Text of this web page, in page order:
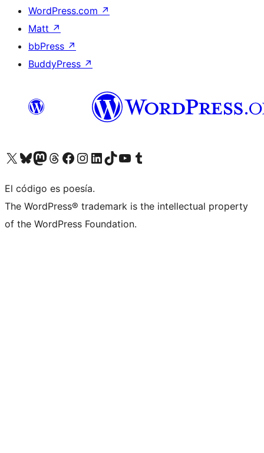
WordPress.com ↗
Matt ↗
bbPress ↗
BuddyPress ↗
Visita nuestra cuenta de X (anteriormente Twitter)
Visita nuestra cuenta de Bluesky
Visita nuestra cuenta de Mastodon
Visita nuestra cuenta de Threads
Visita nuestra página de Facebook
Visita nuestra cuenta de Instagram
Visita nuestra cuenta de LinkedIn
Visita nuestra cuenta de TikTok
Visita nuestro canal de YouTube
Visita nuestra cuenta de Tumblr
El código es poesía.
The WordPress® trademark is the intellectual property
of the WordPress Foundation.